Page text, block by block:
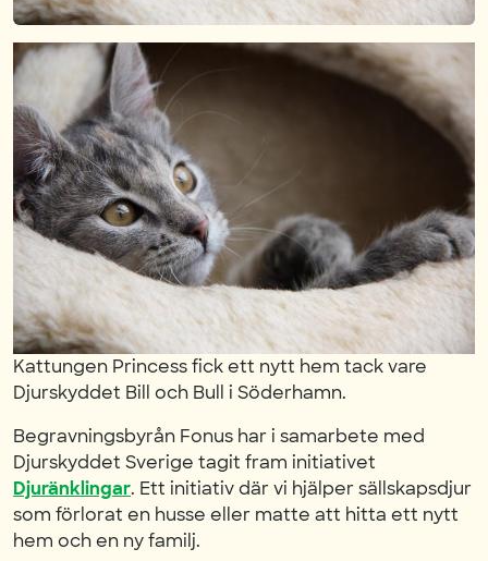
Kattungen Princess fick ett nytt hem tack vare
Djurskyddet Bill och Bull i Söderhamn.
Begravningsbyrån Fonus har i samarbete med
Djurskyddet Sverige tagit fram initiativet
Djuränklingar. Ett initiativ där vi hjälper sällskapsdjur
som förlorat en husse eller matte att hitta ett nytt
hem och en ny familj.